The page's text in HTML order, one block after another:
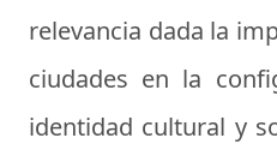
relevancia dada la
ciudades en la
identidad cultural y